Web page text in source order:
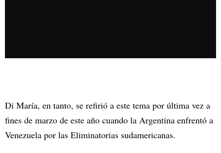
Di María, en tanto, se refirió a este tema por última vez a
fines de marzo de este año cuando la Argentina enfrentó a
Venezuela por las Eliminatorias sudamericanas.